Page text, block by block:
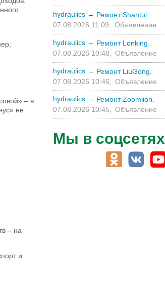
– в
не
– на
и
hydraulics → Ремонт Shantui.
07.08.2026 11:09, Объявление
hydraulics → Ремонт Lonking.
07.08.2026 10:48,
Объявление
hydraulics → Ремонт LiuGong.
07.08.2026 10:46,
Объявление
hydraulics → Ремонт Zoomlion.
07.08.2026 10:45,
Объявление
Мы в соцсетях